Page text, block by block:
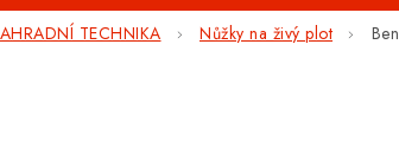
TECHNIKA Nůžky na živý plot